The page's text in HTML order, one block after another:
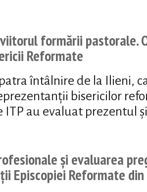
formării pastorale.
Reformate
întâlnire de la Ilieni,
bisericilor
ITP au evaluat prezentul
și evaluarea
Episcopiei Reformate